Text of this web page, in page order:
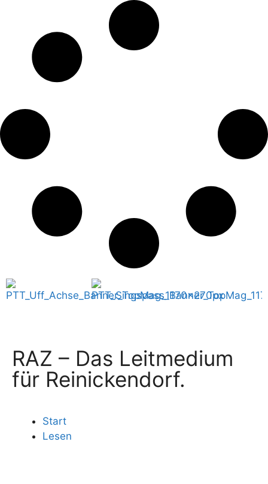
RAZ – Das Leitmedium
für Reinickendorf.
Start
Lesen